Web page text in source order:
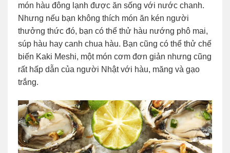
món hàu đông lạnh được ăn sống với nước chanh.
Nhưng nếu bạn không thích món ăn kén người
thưởng thức đó, bạn có thể thử hàu nướng phô mai,
súp hàu hay canh chua hàu. Bạn cũng có thể thử chế
biến Kaki Meshi, một món cơm đơn giản nhưng cũng
rất hấp dẫn của người Nhật với hàu, măng và gạo
trắng.